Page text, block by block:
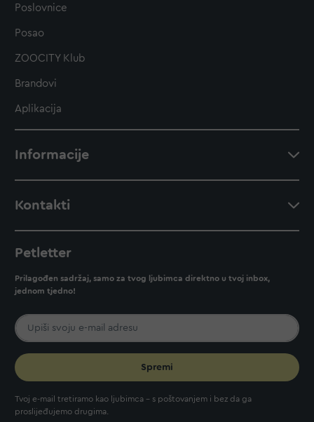
Poslovnice
Posao
ZOOCITY Klub
Brandovi
Aplikacija
Informacije
Kontakti
Petletter
Prilagođen sadržaj, samo za tvog ljubimca direktno u tvoj inbox,
jednom tjedno!
Spremi
Tvoj e-mail tretiramo kao ljubimca - s poštovanjem i bez da ga
proslijeđujemo drugima.